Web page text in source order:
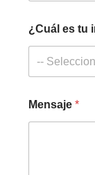
¿Cuál es tu
--
Mensaje *